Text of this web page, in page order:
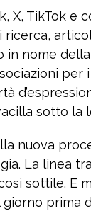
X, TikTok e
in nome
sotto la
nuova
La linea
sottile. E
prima